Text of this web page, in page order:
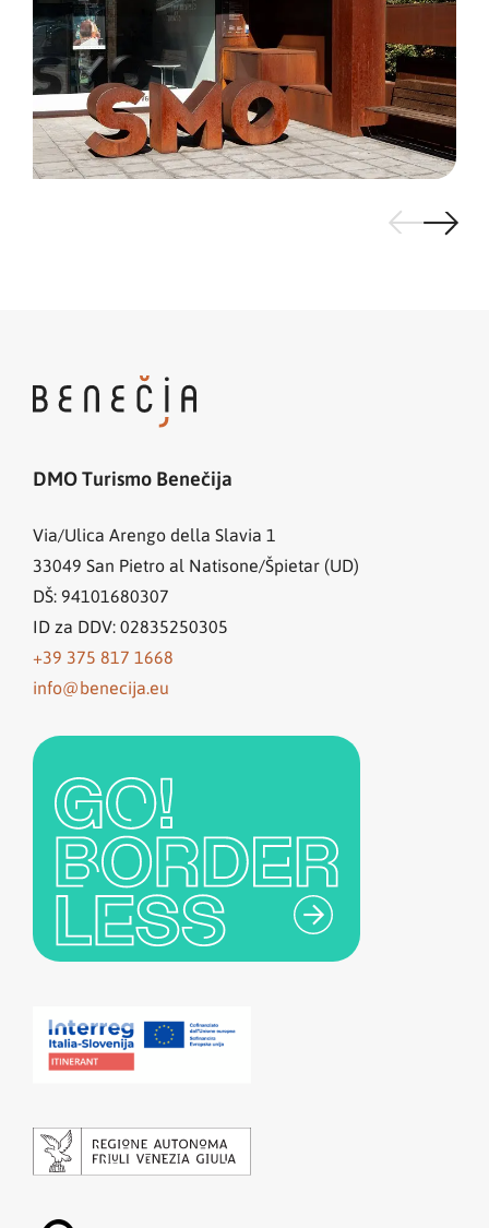
DMO Turismo Benečija
Via/Ulica Arengo della Slavia 1
33049 San Pietro al Natisone/Špietar (UD)
DŠ: 94101680307
ID za DDV: 02835250305
+39 375 817 1668
info@benecija.eu